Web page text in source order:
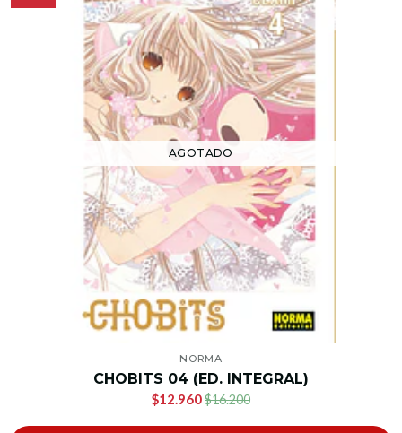
AGOTADO
NORMA
CHOBITS 04 (ED. INTEGRAL)
$12.960$16.200